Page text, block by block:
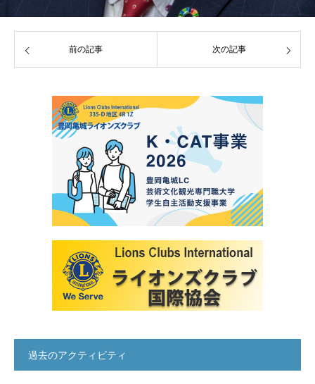
前の記事 次の記事
過去のアクティビティ